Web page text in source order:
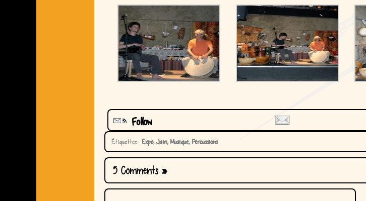
Follow
Étiquettes :Expo,Jam,Musique, Percussions
5 Comments »